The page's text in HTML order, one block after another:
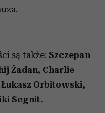
są także: Szczepan
Żadan, Charlie
Orbitowski,
Segnit.